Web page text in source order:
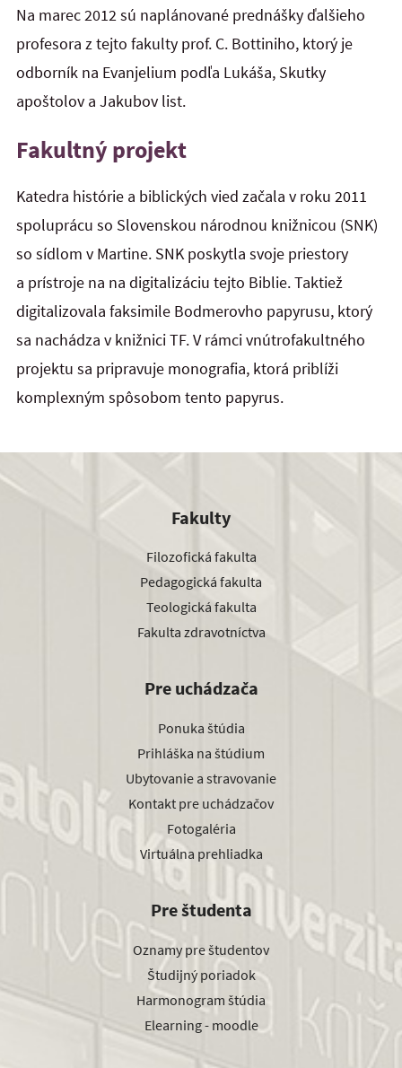
Na marec 2012 sú naplánované prednášky ďalšieho
profesora z tejto fakulty prof. C. Bottiniho, ktorý je
odborník na Evanjelium podľa Lukáša, Skutky
apoštolov a Jakubov list.
Fakultný projekt
Katedra histórie a biblických vied začala v roku 2011
spoluprácu so Slovenskou národnou knižnicou (SNK)
so sídlom v Martine. SNK poskytla svoje priestory
a prístroje na na digitalizáciu tejto Biblie. Taktiež
digitalizovala faksimile Bodmerovho papyrusu, ktorý
sa nachádza v knižnici TF. V rámci vnútrofakultného
projektu sa pripravuje monografia, ktorá priblíži
komplexným spôsobom tento papyrus.
Fakulty
Filozofická fakulta
Pedagogická fakulta
Teologická fakulta
Fakulta zdravotníctva
Pre uchádzača
Ponuka štúdia
Prihláška na štúdium
Ubytovanie a stravovanie
Kontakt pre uchádzačov
Fotogaléria
Virtuálna prehliadka
Pre študenta
Oznamy pre študentov
Študijný poriadok
Harmonogram štúdia
Elearning - moodle